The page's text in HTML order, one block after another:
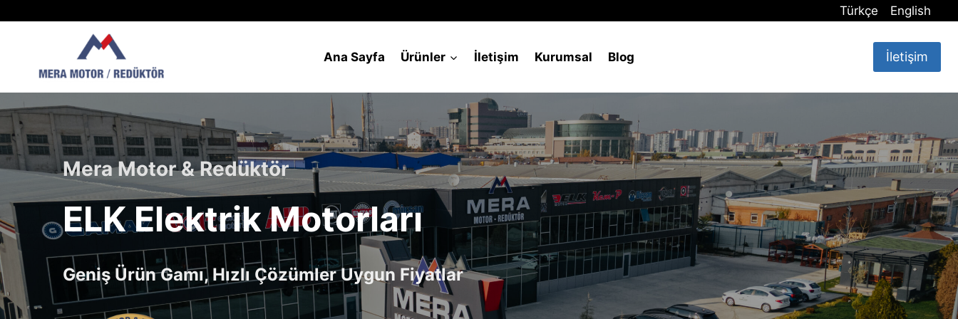
Türkçe English
Ana Sayfa Ürünler İletişim Kurumsal Blog İletişim
Mera Motor & Redüktör
ELK Elektrik Motorları
Geniş Ürün Gamı, Hızlı Çözümler Uygun Fiyatlar